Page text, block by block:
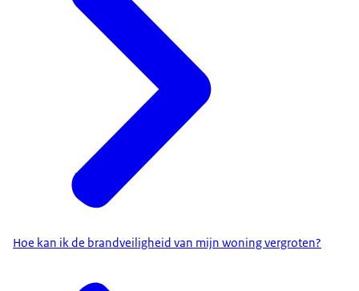
Hoe kan ik de brandveiligheid van mijn woning vergroten?